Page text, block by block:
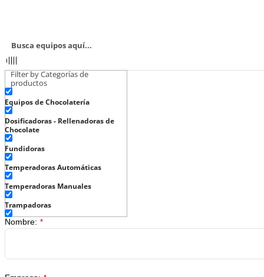
Filter by Categorías de
productos
Equipos de Chocolatería
Dosificadoras - Rellenadoras de
Chocolate
Fundidoras
Temperadoras Automáticas
Temperadoras Manuales
Trampadoras
Trampadoras Decoradoras
Baby - Color y un Relleno
Nombre: *